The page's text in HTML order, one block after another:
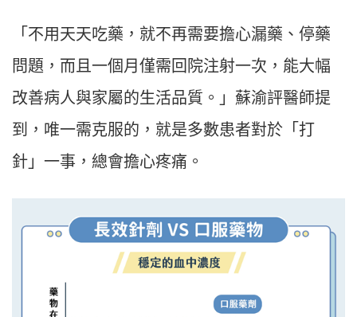
「不用天天吃藥，就不再需要擔心漏藥、停藥
問題，而且一個月僅需回院注射一次，能大幅
改善病人與家屬的生活品質。」蘇渝評醫師提
到，唯一需克服的，就是多數患者對於「打
針」一事，總會擔心疼痛。